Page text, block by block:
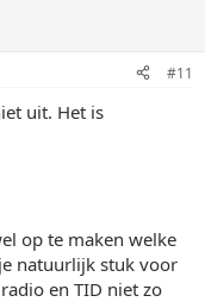
#11
uit. Het is
op te maken welke
natuurlijk stuk voor
en TID niet zo